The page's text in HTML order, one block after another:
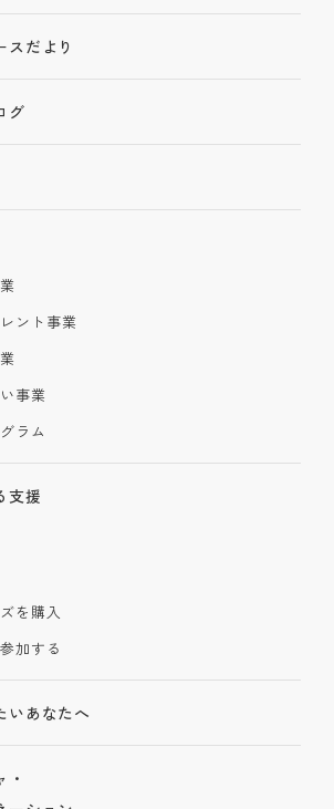
スだより
グ
ント事業
事業
ラム
支援
を購入
加する
いあなたへ